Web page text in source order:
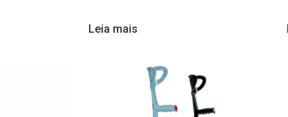
Leia mais